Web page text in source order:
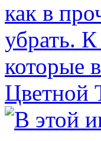
Цветной